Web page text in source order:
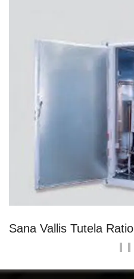
Sana Vallis Tutela Ratio